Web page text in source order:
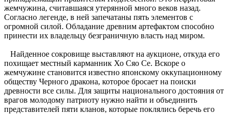
жемчужина, считавшаяся утерянной много веков назад.
Согласно легенде, в ней запечатаны пять элементов с
огромной силой. Обладание древним артефактом способно
принести их владельцу безграничную власть над миром.
Найденное сокровище выставляют на аукционе, откуда его
похищает местный карманник Хо Сяо Се. Вскоре о
жемчужине становится известно японскому оккупационному
обществу Черного дракона, которое бросает на поиски
древности все силы. Для защиты национального достояния от
врагов молодому патриоту нужно найти и объединить
представителей пяти кланов, которые поклялись беречь его